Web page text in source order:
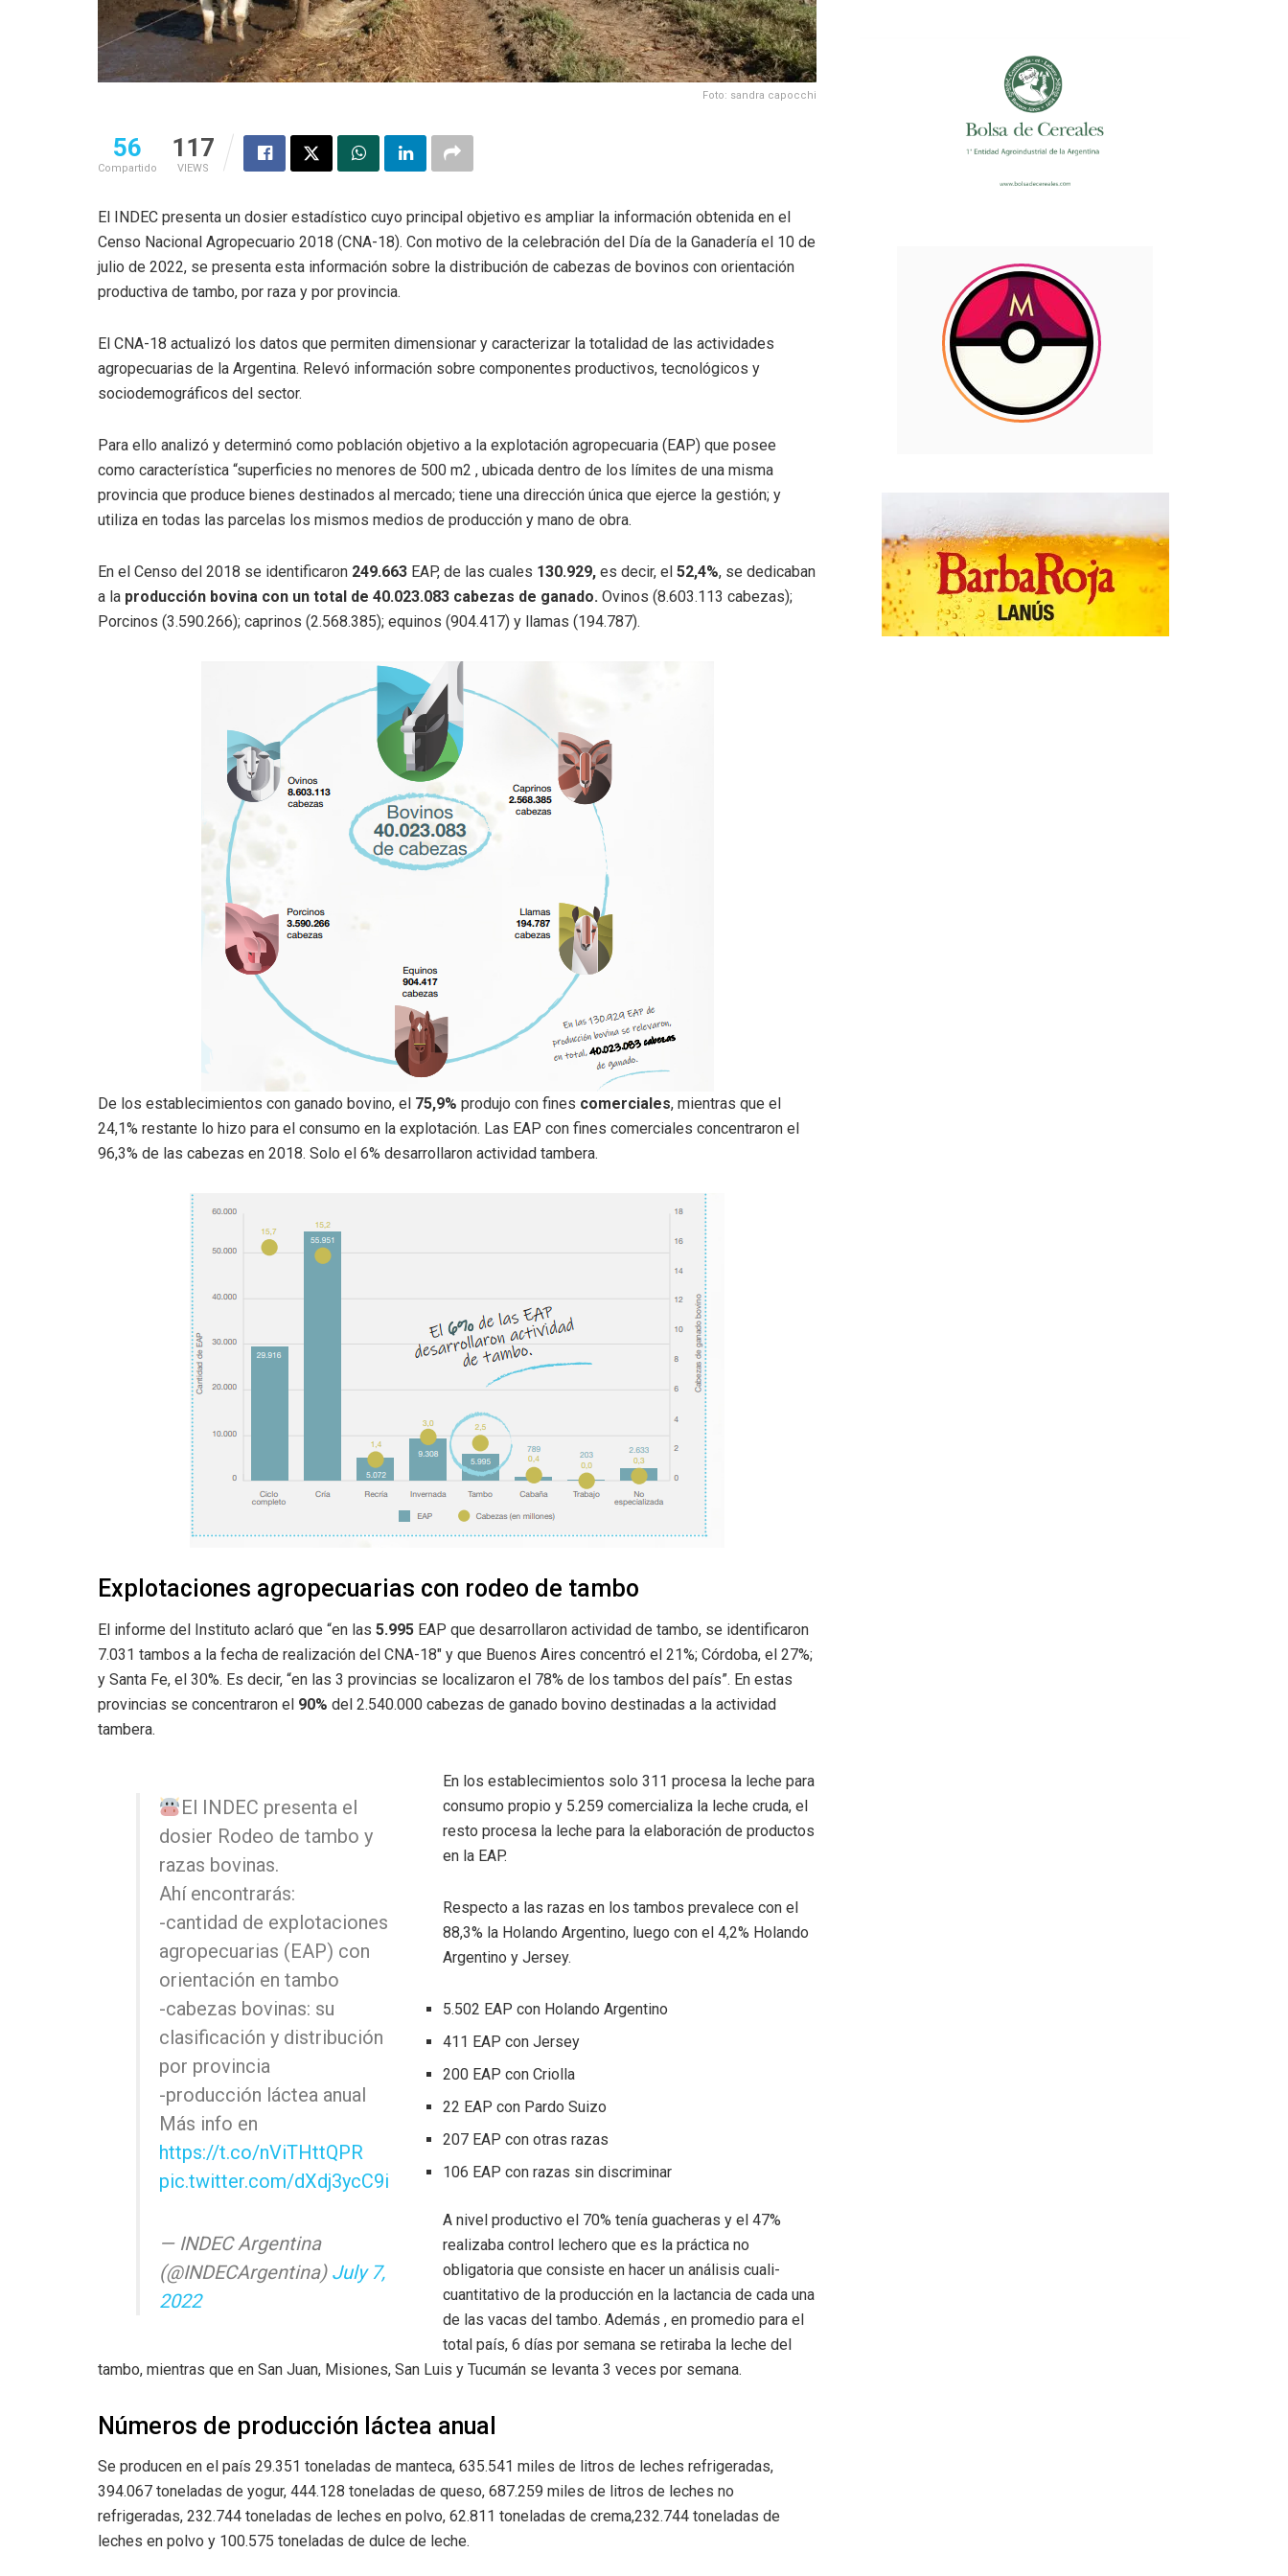
Foto: sandra capocchi
56
Compartido
117
VIEWS
El INDEC presenta un dosier estadístico cuyo principal objetivo es ampliar la información obtenida en el
Censo Nacional Agropecuario 2018 (CNA-18). Con motivo de la celebración del Día de la Ganadería el 10 de
julio de 2022, se presenta esta información sobre la distribución de cabezas de bovinos con orientación
productiva de tambo, por raza y por provincia.
El CNA-18 actualizó los datos que permiten dimensionar y caracterizar la totalidad de las actividades
agropecuarias de la Argentina. Relevó información sobre componentes productivos, tecnológicos y
sociodemográficos del sector.
Para ello analizó y determinó como población objetivo a la explotación agropecuaria (EAP) que posee
como característica “superficies no menores de 500 m2 , ubicada dentro de los límites de una misma
provincia que produce bienes destinados al mercado; tiene una dirección única que ejerce la gestión; y
utiliza en todas las parcelas los mismos medios de producción y mano de obra.
En el Censo del 2018 se identificaron 249.663 EAP, de las cuales 130.929, es decir, el 52,4%, se dedicaban
a la producción bovina con un total de 40.023.083 cabezas de ganado. Ovinos (8.603.113 cabezas);
Porcinos (3.590.266); caprinos (2.568.385); equinos (904.417) y llamas (194.787).
De los establecimientos con ganado bovino, el 75,9% produjo con fines comerciales, mientras que el
24,1% restante lo hizo para el consumo en la explotación. Las EAP con fines comerciales concentraron el
96,3% de las cabezas en 2018. Solo el 6% desarrollaron actividad tambera.
Explotaciones agropecuarias con rodeo de tambo
El informe del Instituto aclaró que “en las 5.995 EAP que desarrollaron actividad de tambo, se identificaron
7.031 tambos a la fecha de realización del CNA-18″ y que Buenos Aires concentró el 21%; Córdoba, el 27%;
y Santa Fe, el 30%. Es decir, “en las 3 provincias se localizaron el 78% de los tambos del país”. En estas
provincias se concentraron el 90% del 2.540.000 cabezas de ganado bovino destinadas a la actividad
tambera.
El INDEC presenta el
dosier Rodeo de tambo y
razas bovinas.
Ahí encontrarás:
-cantidad de explotaciones
agropecuarias (EAP) con
orientación en tambo
-cabezas bovinas: su
clasificación y distribución
por provincia
-producción láctea anual
Más info en
https://t.co/nViTHttQPR
pic.twitter.com/dXdj3ycC9i
— INDEC Argentina
(@INDECArgentina) July 7,
2022
En los establecimientos solo 311 procesa la leche para
consumo propio y 5.259 comercializa la leche cruda, el
resto procesa la leche para la elaboración de productos
en la EAP.
Respecto a las razas en los tambos prevalece con el
88,3% la Holando Argentino, luego con el 4,2% Holando
Argentino y Jersey.
5.502 EAP con Holando Argentino
411 EAP con Jersey
200 EAP con Criolla
22 EAP con Pardo Suizo
207 EAP con otras razas
106 EAP con razas sin discriminar
A nivel productivo el 70% tenía guacheras y el 47%
realizaba control lechero que es la práctica no
obligatoria que consiste en hacer un análisis cuali-
cuantitativo de la producción en la lactancia de cada una
de las vacas del tambo. Además , en promedio para el
total país, 6 días por semana se retiraba la leche del
tambo, mientras que en San Juan, Misiones, San Luis y Tucumán se levanta 3 veces por semana.
Números de producción láctea anual
Se producen en el país 29.351 toneladas de manteca, 635.541 miles de litros de leches refrigeradas,
394.067 toneladas de yogur, 444.128 toneladas de queso, 687.259 miles de litros de leches no
refrigeradas, 232.744 toneladas de leches en polvo, 62.811 toneladas de crema,232.744 toneladas de
leches en polvo y 100.575 toneladas de dulce de leche.